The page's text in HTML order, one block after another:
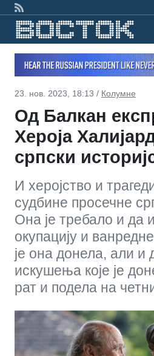
23. нов. 2023, 18:13 / Колумне
Од Балкан
Хероја
српски
И херојство и
судбине просечне
Она је требало и да
окупацију и
је она донела, али и
искушења које је
рат и подела на